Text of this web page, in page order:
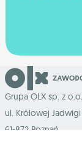
Grupa OLX sp. z o.o.
ul. Królowej
61-872 Poznań